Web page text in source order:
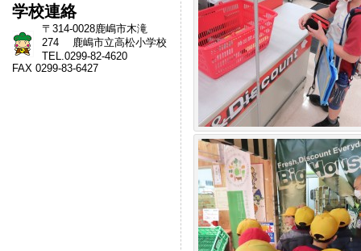
学校連絡
〒314-0028鹿嶋市木滝
274 鹿嶋市立高松小学校
TEL.0299-82-4620
FAX 0299-83-6427